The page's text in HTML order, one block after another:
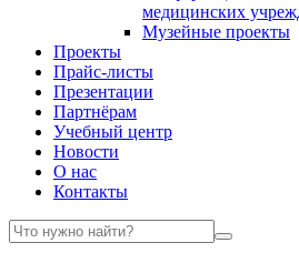
медицинских
Музейные проекты
Проекты
Прайс-листы
Презентации
Партнёрам
Учебный центр
Новости
О нас
Контакты